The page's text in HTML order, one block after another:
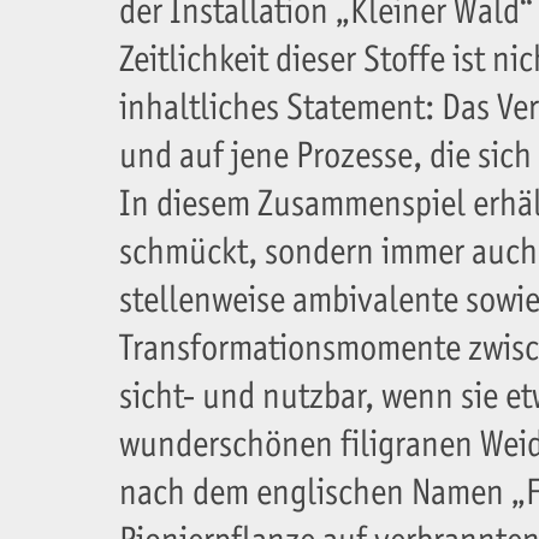
der Installation „Kleiner
Zeitlichkeit dieser Stoffe ist
inhaltliches Statement: Das
und auf jene Prozesse, die
In diesem Zusammenspiel
schmückt, sondern immer
stellenweise ambivalente
Transformationsmomente
sicht- und nutzbar, wenn sie
wunderschönen filigranen
nach dem englischen Namen